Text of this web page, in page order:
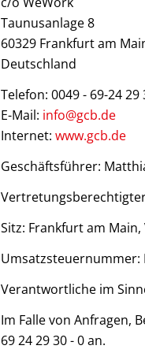
Taunusanlage 8
60329 Frankfurt am
Deutschland
Telefon: 0049 - 69-24 29
E-Mail: info@gcb.de
Internet:www.gcb.de
Geschäftsführer:
Sitz: Frankfurt am
Umsatzsteuernummer:
Verantwortliche im
Im Falle von Anfragen,
69 24 29 30 - 0 an.